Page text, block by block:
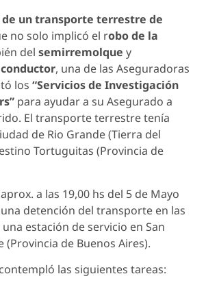
un transporte terrestre de
no solo implicó el robo de la
del semirremolque y
, una de las Aseguradoras
los “Servicios de Investigación
para ayudar a su Asegurado a
El transporte terrestre tenía
de Rio Grande (Tierra del
Tortuguitas (Provincia de
a las 19,00 hs del 5 de Mayo
detención del transporte en las
estación de servicio en San
de Buenos Aires).
las siguientes tareas: